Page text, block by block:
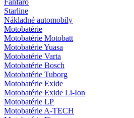
Fanfaro
Starline
Nákladné automobily
Motobatérie
Motobatérie Motobatt
Motobatérie Yuasa
Motobatérie Varta
Motobatérie Bosch
Motobatérie Tuborg
Motobatérie Exide
Motobatérie Exide Li-Ion
Motobatérie LP
Motobatérie A-TECH